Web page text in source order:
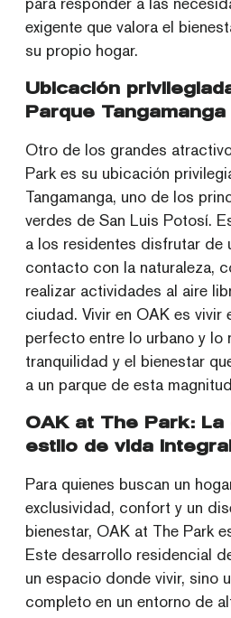
exigente que valora el
su propio hogar.
Ubicación
Parque Tangamanga
Otro de los grandes
Park es su ubicación
Tangamanga, uno de los
verdes de San Luis Potosí.
a los residentes disfrutar de
contacto con la naturaleza,
realizar actividades al aire
ciudad. Vivir en OAK es vivir
perfecto entre lo urbano y lo
tranquilidad y el bienestar
a un parque de esta
OAK at The Park:
estilo de vida
Para quienes buscan un
exclusividad, confort y un
bienestar, OAK at The Park
Este desarrollo residencial
un espacio donde vivir, sino
completo en un entorno de